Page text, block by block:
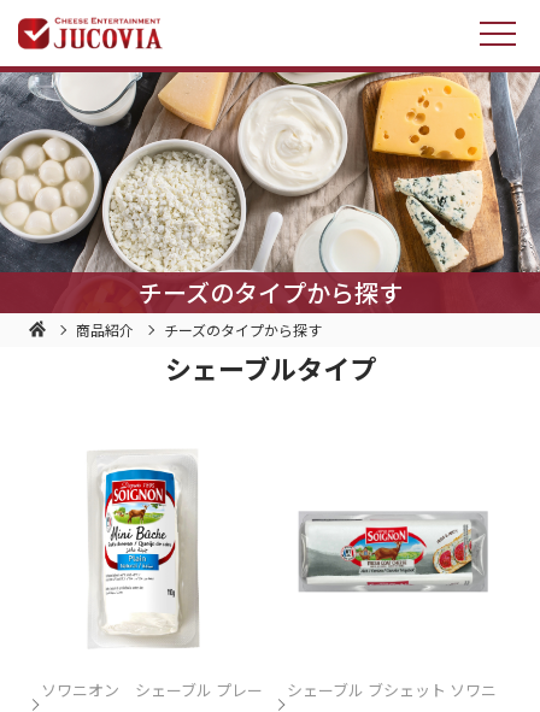
チーズのタイプから探す
商品紹介 チーズのタイプから探す
シェーブルタイプ
ソワニオン シェーブル プレー
シェーブル ブシェット ソワニ